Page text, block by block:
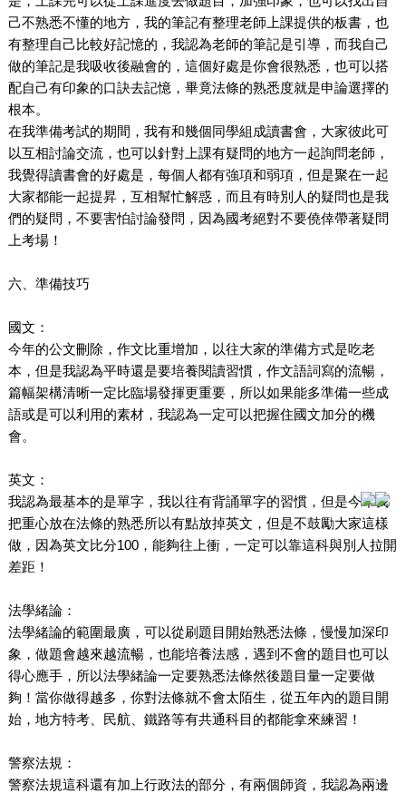
己不熟悉不懂的地方，我的筆記有整理老師上課提供的板書，也
有整理自己比較好記憶的，我認為老師的筆記是引導，而我自己
做的筆記是我吸收後融會的，這個好處是你會很熟悉，也可以搭
配自己有印象的口訣去記憶，畢竟法條的熟悉度就是申論選擇的
根本。
在我準備考試的期間，我有和幾個同學組成讀書會，大家彼此可
以互相討論交流，也可以針對上課有疑問的地方一起詢問老師，
我覺得讀書會的好處是，每個人都有強項和弱項，但是聚在一起
大家都能一起提昇，互相幫忙解惑，而且有時別人的疑問也是我
們的疑問，不要害怕討論發問，因為國考絕對不要僥倖帶著疑問
上考場！
六、準備技巧
國文：
今年的公文刪除，作文比重增加，以往大家的準備方式是吃老
本，但是我認為平時還是要培養閱讀習慣，作文語詞寫的流暢，
篇幅架構清晰一定比臨場發揮更重要，所以如果能多準備一些成
語或是可以利用的素材，我認為一定可以把握住國文加分的機
會。
英文：
我認為最基本的是單字，我以往有背誦單字的習慣，但是今年我
把重心放在法條的熟悉所以有點放掉英文，但是不鼓勵大家這樣
做，因為英文比分100，能夠往上衝，一定可以靠這科與別人拉開
差距！
法學緒論：
法學緒論的範圍最廣，可以從刷題目開始熟悉法條，慢慢加深印
象，做題會越來越流暢，也能培養法感，遇到不會的題目也可以
得心應手，所以法學緒論一定要熟悉法條然後題目量一定要做
夠！當你做得越多，你對法條就不會太陌生，從五年內的題目開
始，地方特考、民航、鐵路等有共通科目的都能拿來練習！
警察法規：
警察法規這科還有加上行政法的部分，有兩個師資，我認為兩邊